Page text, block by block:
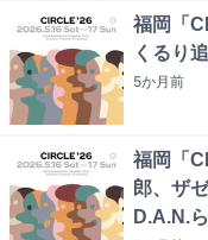
福岡「
くるり
5か月前
福岡「
郎、ザ
D.A.N.